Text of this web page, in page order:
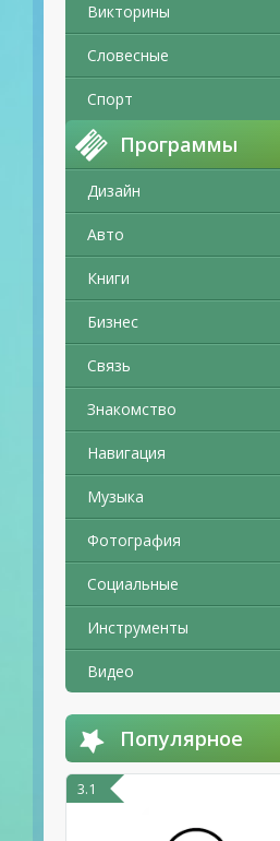
Викторины
Словесные
Спорт
Программы
Дизайн
Авто
Книги
Бизнес
Связь
Знакомство
Навигация
Музыка
Фотография
Социальные
Инструменты
Видео
Популярное
3.1